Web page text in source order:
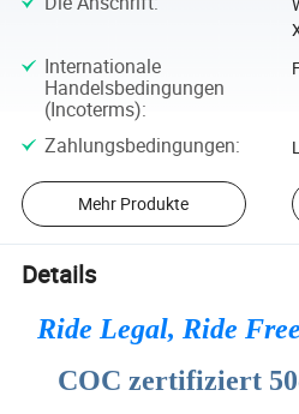
Internationale
Handelsbedingungen
(Incoterms):
Zahlungsbedingungen:
Mehr Produkte
Details
Ride Legal, Ride
COC zertifiziert